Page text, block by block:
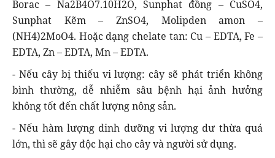
Borac – Na2B4O7.10H2O, Sunphat đồng – CuSO4,
Sunphat Kẽm – ZnSO4, Molipden amon –
(NH4)2MoO4. Hoặc dạng chelate tan: Cu – EDTA, Fe –
EDTA, Zn – EDTA, Mn – EDTA.
- Nếu cây bị thiếu vi lượng: cây sẽ phát triển không
bình thường, dễ nhiễm sâu bệnh hại ảnh hưởng
không tốt đến chất lượng nông sản.
- Nếu hàm lượng dinh dưỡng vi lượng dư thừa quá
lớn, thì sẽ gây độc hại cho cây và người sử dụng.